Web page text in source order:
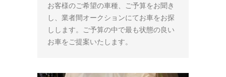
お客様のご希望の車種、ご予算をお聞き
し、業者間オークションにてお車をお探
しします。ご予算の中で最も状態の良い
お車をご提案いたします。